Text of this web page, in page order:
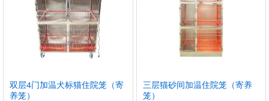
双层4门加温犬标猫住院笼（寄
养笼）
三层猫砂间加温住院笼（寄养
笼）